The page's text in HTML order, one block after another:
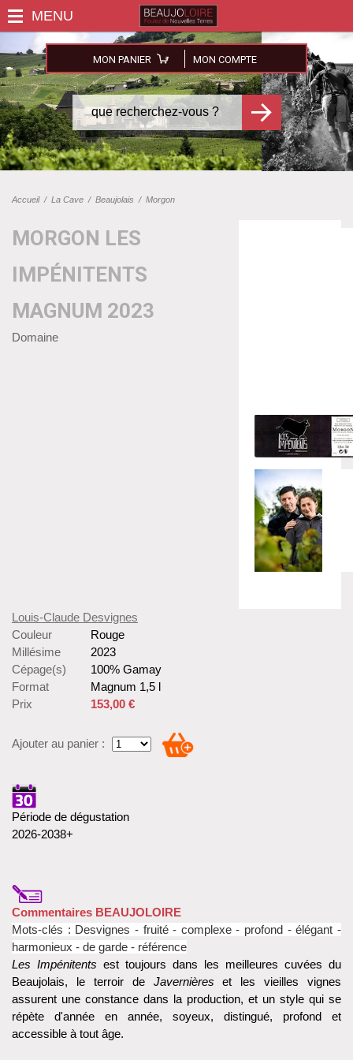
MON PANIER MON COMPTE
Accueil/ La Cave / Beaujolais / Morgon
MORGON LES
IMPÉNITENTS
MAGNUM 2023
Domaine
Louis-Claude Desvignes
Couleur
Rouge
Millésime
2023
Cépage(s)
100% Gamay
Format
Magnum 1,5 l
Prix
153,00 €
Ajouter au panier :
Période de dégustation
2026-2038+
Commentaires BEAUJOLOIRE
Mots-clés : Desvignes - fruité - complexe - profond - élégant -
harmonieux - de garde - référence
Les Impénitents est toujours dans les meilleures cuvées du
Beaujolais, le terroir de Javernières et les vieilles vignes
assurent une constance dans la production, et un style qui se
répète d'année en année, soyeux, distingué, profond et
accessible à tout âge.